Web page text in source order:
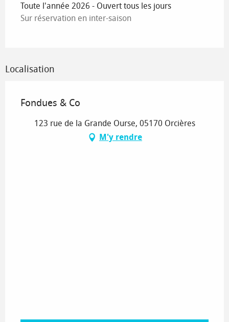
Toute l'année 2026 - Ouvert tous les jours
Sur réservation en inter-saison
Localisation
Fondues & Co
123 rue de la Grande Ourse, 05170 Orcières
M'y rendre